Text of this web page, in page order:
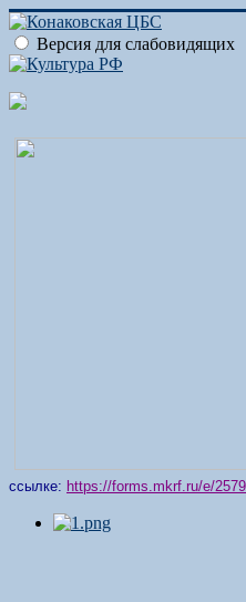
Версия для слабовидящих
ссылке: https://forms.mkrf.ru/e/